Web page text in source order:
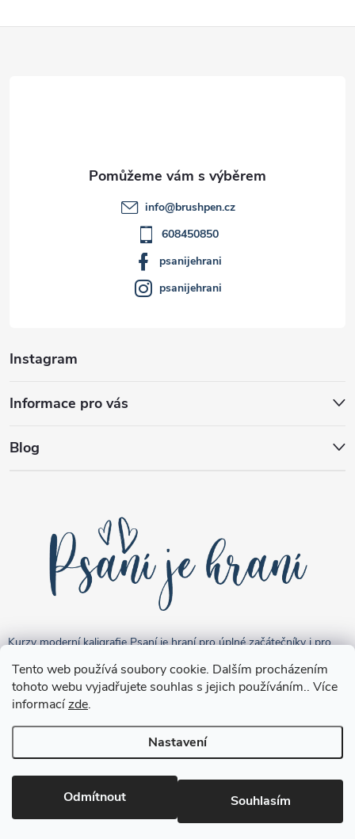
Tento web používá soubory cookie. Dalším procházením
tohoto webu vyjadřujete souhlas s jejich používáním.. Více
informacízde.
Nastavení
Odmítnout Souhlasím
Instagram
Informace pro vás
Blog
info@brushpen.cz
608450850
psanijehrani
psanijehrani
Kurzy moderní kaligrafie Psaní je hraní pro úplné začátečníky i pro
pokročilejší "kreativce".
Copyright 2026Brushpen.cz. Všechna práva vyhrazena.Upravit
nastavení cookies